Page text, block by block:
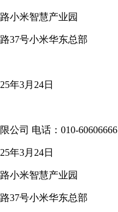
小米智慧产业园
37号小米华东总部
年3月24日
公司 电话：010-60606666
年3月24日
小米智慧产业园
37号小米华东总部